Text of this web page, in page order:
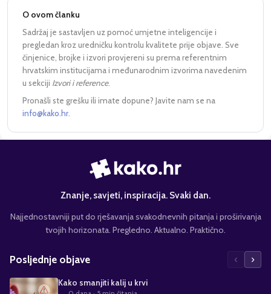
O ovom članku
Sadržaj je sastavljen uz pomoć umjetne inteligencije i
pregledan kroz uredničku kontrolu kvalitete prije objave. Sve
činjenice, brojke i izvori provjereni su prema referentnim
hrvatskim institucijama i međunarodnim izvorima navedenim
u sekciji Izvori i reference.
Pronašli ste grešku ili imate dopune? Javite nam se na
info@kako.hr
Znanje, savjeti, inspiracija. Svaki dan.
Najjednostavniji put do rješavanja svakodnevnih pitanja i proširivanja
tvojih horizonata. Pregledno. Aktualno. Praktično.
Posljednje objave ‹ ›
Kako smanjiti kalij u krvi